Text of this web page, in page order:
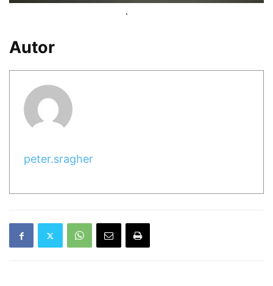
Autor
peter.sragher